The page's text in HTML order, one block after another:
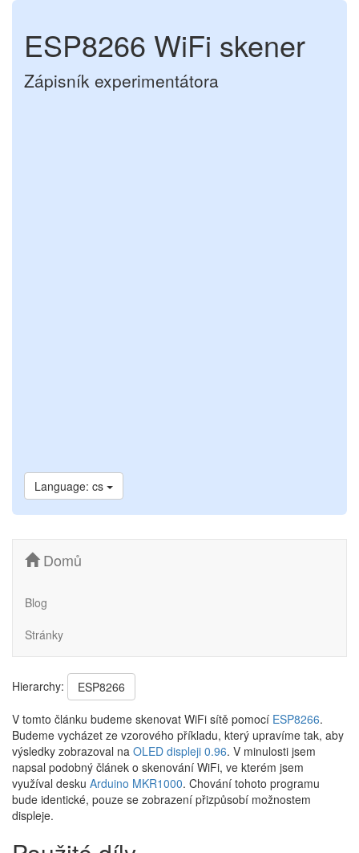
ESP8266 WiFi skener
Zápisník experimentátora
Language: cs
Domů
Blog
Stránky
Hierarchy:
ESP8266
V tomto článku budeme skenovat WiFi sítě pomocí ESP8266.
Budeme vycházet ze vzorového příkladu, který upravíme tak, aby
výsledky zobrazoval na OLED displeji 0.96. V minulosti jsem
napsal podobný článek o skenování WiFi, ve kterém jsem
využíval desku Arduino MKR1000. Chování tohoto programu
bude identické, pouze se zobrazení přizpůsobí možnostem
displeje.